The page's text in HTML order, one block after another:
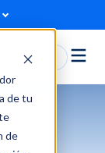
de tu
de
Sesión